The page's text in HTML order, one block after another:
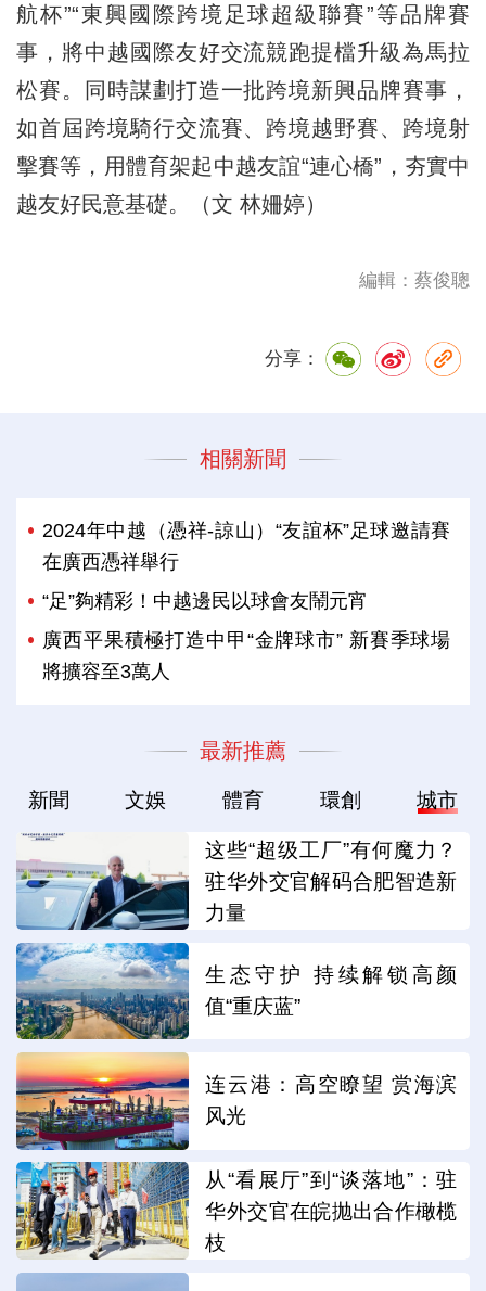
航杯”“東興國際跨境足球超級聯賽”等品牌賽
事，將中越國際友好交流競跑提檔升級為馬拉
松賽。同時謀劃打造一批跨境新興品牌賽事，
如首屆跨境騎行交流賽、跨境越野賽、跨境射
擊賽等，用體育架起中越友誼“連心橋”，夯實中
越友好民意基礎。（文 林姍婷）
編輯：蔡俊聰
分享：
相關新聞
2024年中越（憑祥-諒山）“友誼杯”足球邀請賽
在廣西憑祥舉行
“足”夠精彩！中越邊民以球會友鬧元宵
廣西平果積極打造中甲“金牌球市” 新賽季球場
將擴容至3萬人
最新推薦
新聞 文娛 體育 環創 城市
这些“超级工厂”有何魔力？
驻华外交官解码合肥智造新
力量
生态守护 持续解锁高颜
值“重庆蓝”
连云港：高空瞭望 赏海滨
风光
从“看展厅”到“谈落地”：驻
华外交官在皖抛出合作橄榄
枝